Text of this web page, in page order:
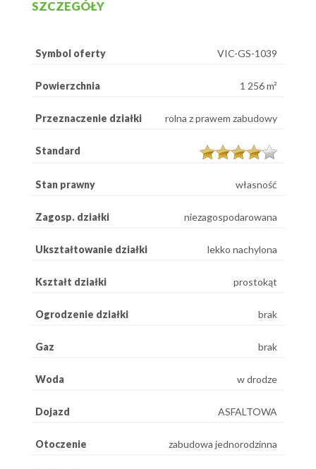
SZCZEGÓŁY
Symbol oferty VIC-GS-1039
Powierzchnia 1 256 m²
Przeznaczenie działki rolna z prawem zabudowy
Standard
Stan prawny własność
Zagosp. działki niezagospodarowana
Ukształtowanie działki lekko nachylona
Kształt działki prostokąt
Ogrodzenie działki brak
Gaz brak
Woda w drodze
Dojazd ASFALTOWA
Otoczenie zabudowa jednorodzinna